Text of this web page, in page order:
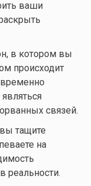
ваши
в котором вы
происходит
связей.
тащите
на
реальности.